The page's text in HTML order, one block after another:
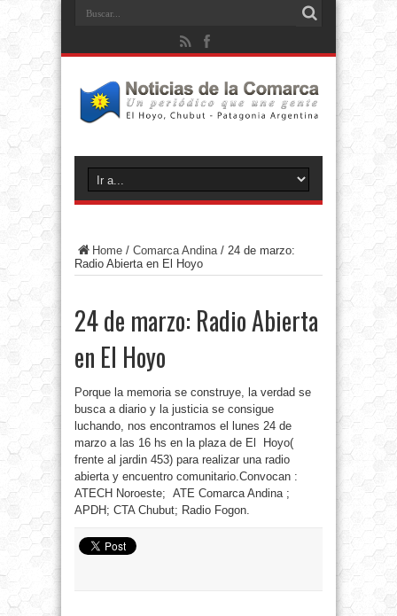
Home / Comarca Andina/ 24 de marzo:
Radio Abierta en El Hoyo
24 de marzo: Radio Abierta
en El Hoyo
Porque la memoria se construye, la verdad se
busca a diario y la justicia se consigue
luchando, nos encontramos el lunes 24 de
marzo a las 16 hs en la plaza de El Hoyo(
frente al jardin 453) para realizar una radio
abierta y encuentro comunitario.Convocan :
ATECH Noroeste; ATE Comarca Andina ;
APDH; CTA Chubut; Radio Fogon.